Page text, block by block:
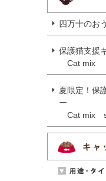
四万十のお
保護猫支援
Cat mix
夏限定！保
ー
Cat mix